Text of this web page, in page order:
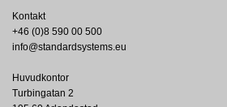
Kontakt
+46 (0)8 590 00 500
info@standardsystems.eu
Huvudkontor
Turbingatan 2